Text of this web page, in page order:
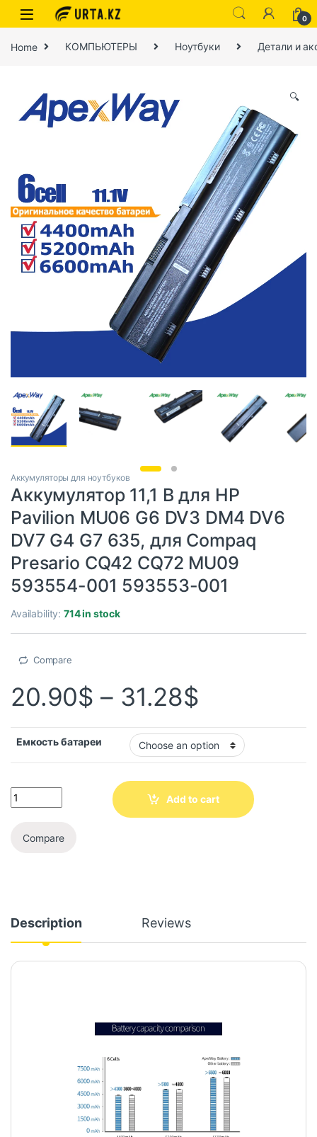
0
Home КОМПЬЮТЕРЫ Ноутбуки Детали и
🔍
Аккумуляторы для ноутбуков
Аккумулятор 11,1 В для HP
Pavilion MU06 G6 DV3 DM4 DV6
DV7 G4 G7 635, для Compaq
Presario CQ42 CQ72 MU09
593554-001 593553-001
Availability:714 in stock
Compare
20.90$ – 31.28$
Емкость батареи
Add to cart
Compare
Description Reviews